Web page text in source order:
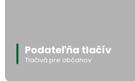
Podateľňa tlačív
Tlačivá pre občanov